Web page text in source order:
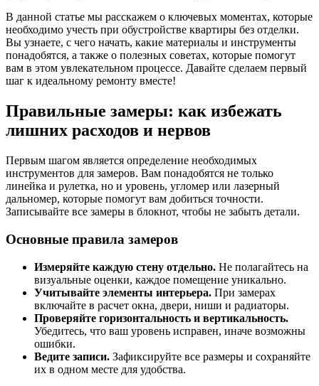
В данной статье мы расскажем о ключевых моментах, которые
необходимо учесть при обустройстве квартиры без отделки.
Вы узнаете, с чего начать, какие материалы и инструменты
понадобятся, а также о полезных советах, которые помогут
вам в этом увлекательном процессе. Давайте сделаем первый
шаг к идеальному ремонту вместе!
Правильные замеры: как избежать
лишних расходов и нервов
Первым шагом является определение необходимых
инструментов для замеров. Вам понадобятся не только
линейка и рулетка, но и уровень, угломер или лазерный
дальномер, которые помогут вам добиться точности.
Записывайте все замеры в блокнот, чтобы не забыть детали.
Основные правила замеров
Измеряйте каждую стену отдельно. Не полагайтесь на
визуальные оценки, каждое помещение уникально.
Учитывайте элементы интерьера. При замерах
включайте в расчет окна, двери, ниши и радиаторы.
Проверяйте горизонтальность и вертикальность.
Убедитесь, что ваш уровень исправен, иначе возможны
ошибки.
Ведите записи. Зафиксируйте все размеры и сохраняйте
их в одном месте для удобства.